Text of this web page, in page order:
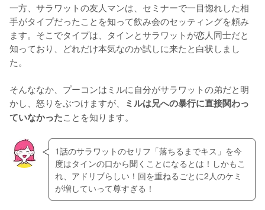
一方、サラワットの友人マンは、セミナーで一目惚れした相
手がタイプだったことを知って飲み会のセッティングを頼み
ます。そこでタイプは、タインとサラワットが恋人同士だと
知っており、どれだけ本気なのか試しに来たと白状しまし
た。
そんななか、プーコンはミルに自分がサラワットの弟だと明
かし、怒りをぶつけますが、
ミルは兄への暴行に直接関わっ
ていなかったことを知ります。
1話のサラワットのセリフ「落ちるまでキス」を今
度はタインの口から聞くことになるとは！しかもこ
れ、アドリブらしい！回を重ねるごとに2人のケミ
が増していって尊すぎる！